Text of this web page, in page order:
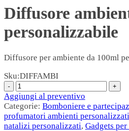
Diffusore
personalizzabile
Diffusore per ambiente da 100ml
Sku:DIFFAMBI
Aggiungi al preventivo
Categorie: Bomboniere e
profumatori ambienti personalizzati
natalizi personalizzati, Gadgets